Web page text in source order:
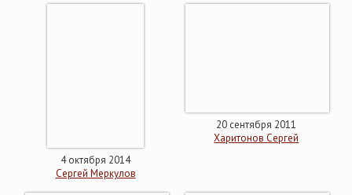
4 октября 2014
Сергей Меркулов
20 сентября 2011
Харитонов Сергей